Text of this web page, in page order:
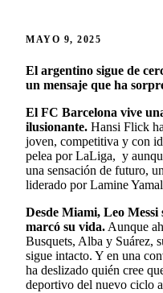
MAYO 9, 2025
El argentino sigue de
un mensaje que ha
El FC Barcelona vive
ilusionante. Hansi Flick
joven, competitiva y con
pelea por LaLiga, y
una sensación de futuro,
liderado por Lamine
Desde Miami, Leo Messi
marcó su vida. Aunque
Busquets, Alba y Suárez,
sigue intacto. Y en una
ha deslizado quién cree
deportivo del nuevo ciclo